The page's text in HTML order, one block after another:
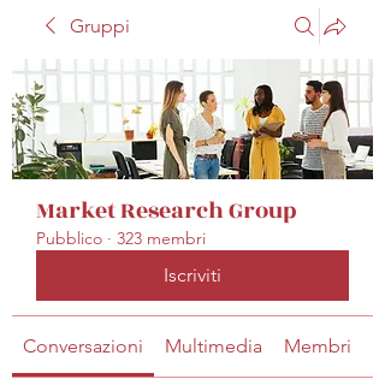
Gruppi
Market Research Group
Pubblico · 323 membri
Iscriviti
Conversazioni Multimedia Membri